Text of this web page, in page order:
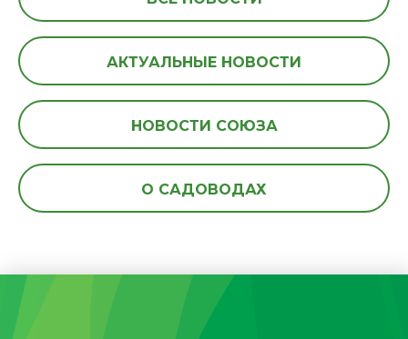
АКТУАЛЬНЫЕ НОВОСТИ
НОВОСТИ СОЮЗА
О САДОВОДАХ